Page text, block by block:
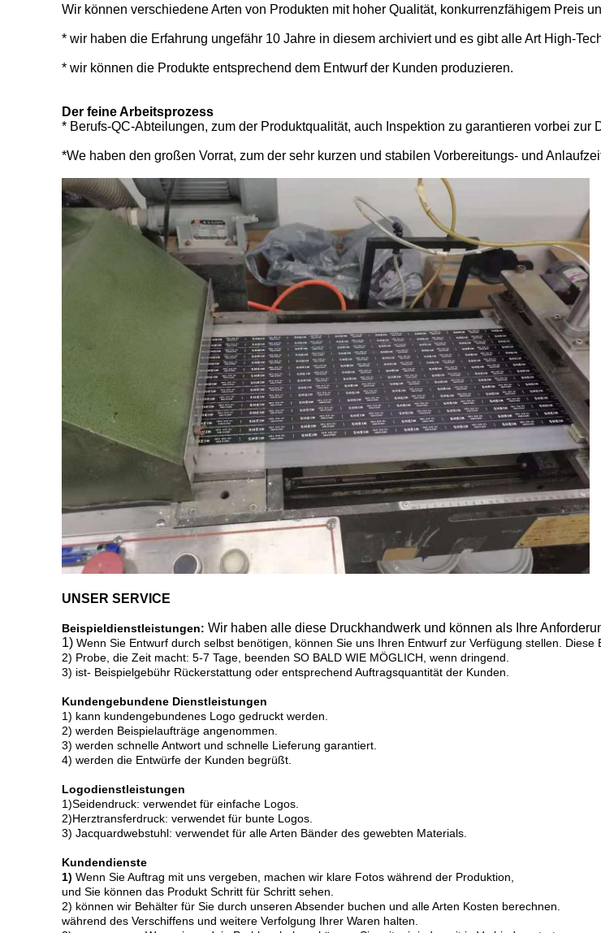
Wir können verschiedene Arten von Produkten mit hoher Qualität, konkurrenzfähigem Preis
* wir haben die Erfahrung ungefähr 10 Jahre in diesem archiviert und es gibt alle Art High-
* wir können die Produkte entsprechend dem Entwurf der Kunden produzieren.
Der feine Arbeitsprozess
* Berufs-QC-Abteilungen, zum der Produktqualität, auch Inspektion zu garantieren vorbei zur
*We haben den großen Vorrat, zum der sehr kurzen und stabilen Vorbereitungs- und
UNSER SERVICE
Beispieldienstleistungen: Wir haben alle diese Druckhandwerk und können als Ihre
1) Wenn Sie Entwurf durch selbst benötigen, können Sie uns Ihren Entwurf zur Verfügung stellen.
Diese
2) Probe, die Zeit macht: 5-7 Tage, beenden SO BALD WIE MÖGLICH, wenn dringend.
3) ist- Beispielgebühr Rückerstattung oder entsprechend Auftragsquantität der Kunden.
Kundengebundene Dienstleistungen
1) kann kundengebundenes Logo gedruckt werden.
2) werden Beispielaufträge angenommen.
3) werden schnelle Antwort und schnelle Lieferung garantiert.
4) werden die Entwürfe der Kunden begrüßt.
Logodienstleistungen
1)Seidendruck: verwendet für einfache Logos.
2)Herztransferdruck: verwendet für bunte Logos.
3) Jacquardwebstuhl: verwendet für alle Arten Bänder des gewebten Materials.
Kundendienste
1) Wenn Sie Auftrag mit uns vergeben, machen wir klare Fotos während der Produktion,
und Sie können das Produkt Schritt für Schritt sehen.
2) können wir Behälter für Sie durch unseren Absender buchen und alle Arten Kosten berechnen.
während des Verschiffens und weitere Verfolgung Ihrer Waren halten.